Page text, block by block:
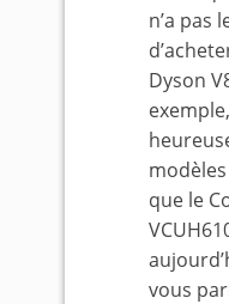
n’a pas
Dyson
que le
vous